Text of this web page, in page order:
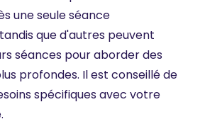
une seule séance
que d'autres peuvent
séances pour aborder des
profondes. Il est conseillé de
spécifiques avec votre